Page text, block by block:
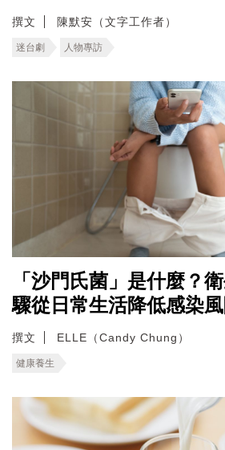
撰文 陳默安（文字工作者）
迷台劇 人物專訪
「沙門氏菌」是什麼？
驟從日常生活降低感染
撰文 ELLE（Candy Chung）
健康養生